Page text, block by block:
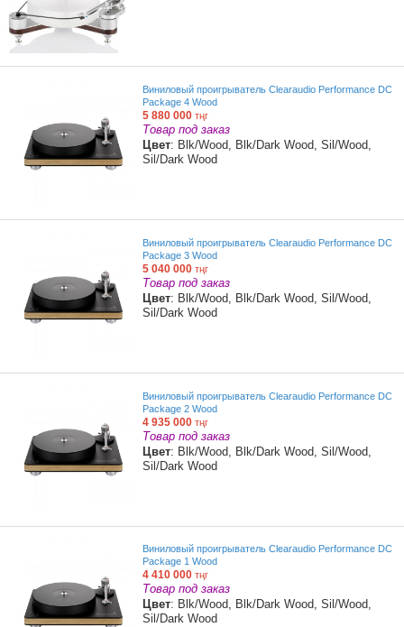
Виниловый проигрыватель Clearaudio Performance DC
Package 4 Wood
5 880 000 тңг
Товар под заказ
Цвет: Blk/Wood, Blk/Dark Wood, Sil/Wood,
Sil/Dark Wood
Виниловый проигрыватель Clearaudio Performance DC
Package 3 Wood
5 040 000 тңг
Товар под заказ
Цвет: Blk/Wood, Blk/Dark Wood, Sil/Wood,
Sil/Dark Wood
Виниловый проигрыватель Clearaudio Performance DC
Package 2 Wood
4 935 000 тңг
Товар под заказ
Цвет: Blk/Wood, Blk/Dark Wood, Sil/Wood,
Sil/Dark Wood
Виниловый проигрыватель Clearaudio Performance DC
Package 1 Wood
4 410 000 тңг
Товар под заказ
Цвет: Blk/Wood, Blk/Dark Wood, Sil/Wood,
Sil/Dark Wood